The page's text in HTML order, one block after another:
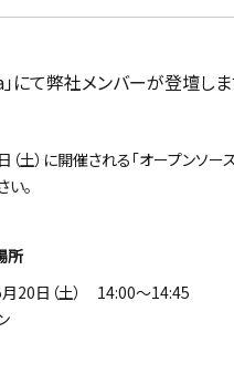
にて弊社メンバーが登壇し
土）に開催される「オープンソ
い。
所
月20日（土） 14:00〜14:45